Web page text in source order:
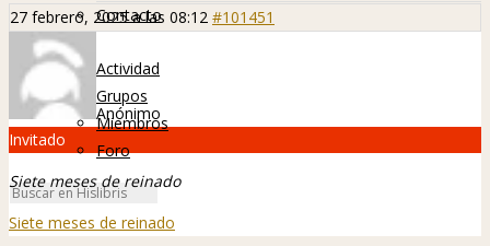
Contacto
Hislibreños
Actividad
Grupos
Miembros
Foro
27 febrero, 2025 a las 08:12 #101451
Anónimo
Invitado
Siete meses de reinado
Siete meses de reinado